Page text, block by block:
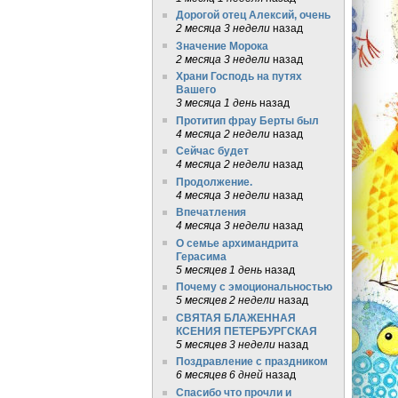
Дорогой отец Алексий, очень
2 месяца 3 неделиназад
Значение Морока
2 месяца 3 неделиназад
Храни Господь на путях
Вашего
3 месяца 1 деньназад
Протитип фрау Берты был
4 месяца 2 неделиназад
Сейчас будет
4 месяца 2 неделиназад
Продолжение.
4 месяца 3 неделиназад
Впечатления
4 месяца 3 неделиназад
О семье архимандрита
Герасима
5 месяцев 1 деньназад
Почему с эмоциональностью
5 месяцев 2 неделиназад
СВЯТАЯ БЛАЖЕННАЯ
КСЕНИЯ ПЕТЕРБУРГСКАЯ
5 месяцев 3 неделиназад
Поздравление с праздником
6 месяцев 6 днейназад
Спасибо что прочли и